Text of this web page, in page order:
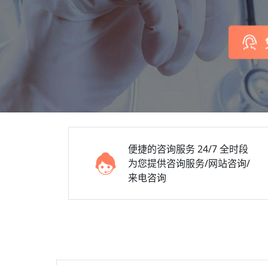
便捷的咨询服务24/7 全时段
为您提供咨询服务/网站咨询/
来电咨询